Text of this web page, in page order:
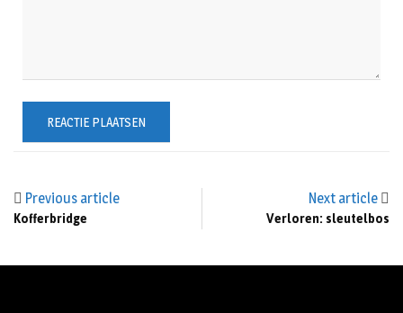
Previous article
Kofferbridge
Next article
Verloren: sleutelbos